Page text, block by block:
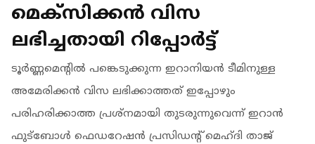
മെക്സിക്കൻ വിസ
ലഭിച്ചതായി റിപ്പോർട്ട്
ടൂ‍ർണ്ണമെൻ്റിൽ പങ്കെടുക്കുന്ന ഇറാനിയൻ ടീമിനുള്ള
അമേരിക്കൻ വിസ ലഭിക്കാത്തത് ഇപ്പോഴും
പരിഹരിക്കാത്ത പ്രശ്നമായി തുടരുന്നുവെന്ന് ഇറാൻ
ഫുട്ബോൾ ഫെഡറേഷൻ പ്രസിഡന്റ് മെഹ്ദി താജ്